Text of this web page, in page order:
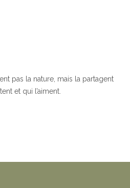
pas la nature, mais la partagent
et qui l’aiment.